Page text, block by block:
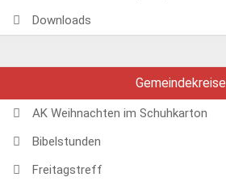
Downloads
Gemeindekreise
AK Weihnachten im Schuhkarton
Bibelstunden
Freitagstreff